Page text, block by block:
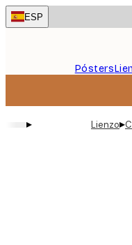
Skip
to
ESP
Pósters
▸ Lienzo▸